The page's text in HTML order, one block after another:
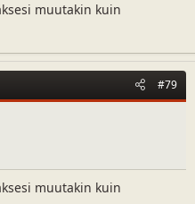
muutakin kuin
#79
muutakin kuin